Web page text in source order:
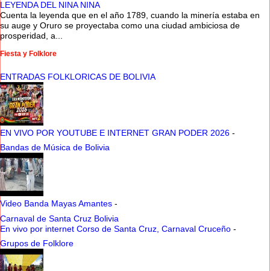
LEYENDA DEL NINA NINA
Cuenta la leyenda que en el año 1789, cuando la minería estaba en
su auge y Oruro se proyectaba como una ciudad ambiciosa de
prosperidad, a...
Fiesta y Folklore
ENTRADAS FOLKLORICAS DE BOLIVIA
EN VIVO POR YOUTUBE E INTERNET GRAN PODER 2026 -
Bandas de Música de Bolivia
Video Banda Mayas Amantes -
Carnaval de Santa Cruz Bolivia
En vivo por internet Corso de Santa Cruz, Carnaval Cruceño -
Grupos de Folklore